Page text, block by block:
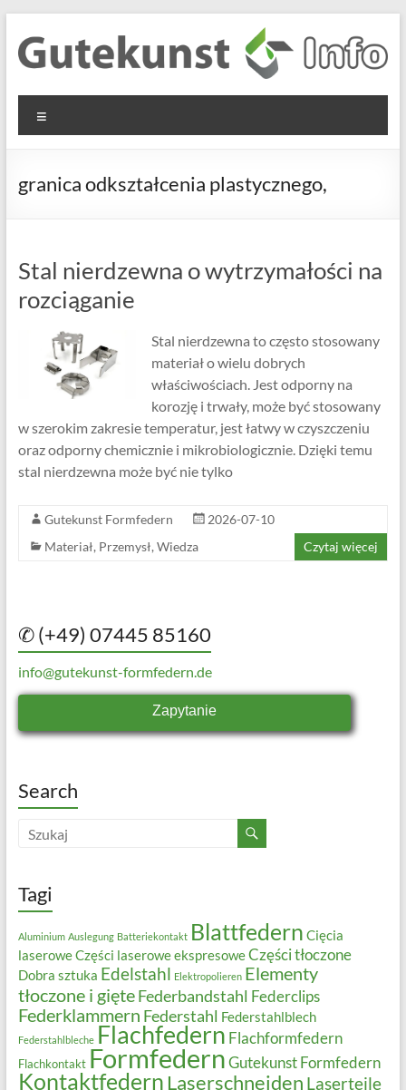
content
Gutekunst
Formfedern
GmbH
Informationen
Flachmaterial
granica odkształcenia plastycznego,
Stal nierdzewna o wytrzymałości na
rozciąganie
Stal nierdzewna to często stosowany
materiał o wielu dobrych
właściwościach. Jest odporny na
korozję i trwały, może być stosowany
w szerokim zakresie temperatur, jest łatwy w czyszczeniu
oraz odporny chemicznie i mikrobiologicznie. Dzięki temu
stal nierdzewna może być nie tylko
Gutekunst Formfedern
2026-07-10
Materiał, Przemysł, Wiedza Czytaj więcej
✆ (+49) 07445 85160
info@gutekunst-formfedern.de
Zapytanie
Search
Tagi
Aluminium Auslegung Batteriekontakt Blattfedern Cięcia
laseroweCzęści laserowe ekspresoweCzęści tłoczone
Dobra sztuka Edelstahl Elektropolieren Elementy
tłoczone i gięteFederbandstahl Federclips
Federklammern Federstahl Federstahlblech
Federstahlbleche Flachfedern Flachformfedern
Flachkontakt FormfedernGutekunst Formfedern
Kontaktfedern Laserschneiden Laserteile